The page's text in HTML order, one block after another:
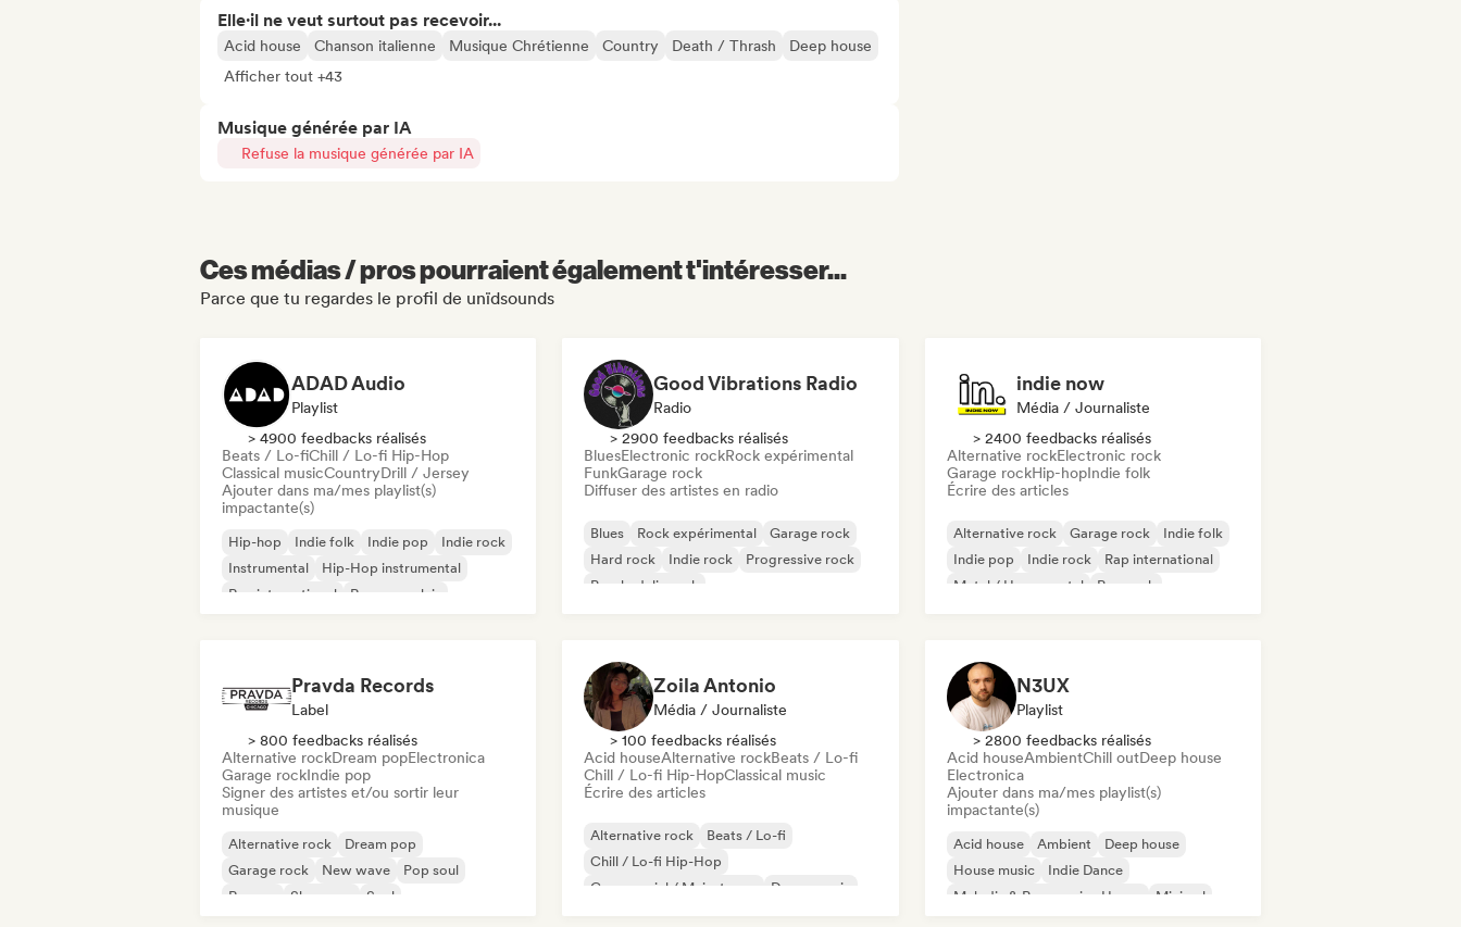
Elle·il ne veut surtout pas recevoir...
Acid house Chanson italienne Musique Chrétienne Country Death / Thrash
Deep house
Afficher tout +43
Musique générée par IA
Refuse la musique générée par IA
Ces médias / pros pourraient également t'intéresser...
Parce que tu regardes le profil de unïdsounds
ADAD Audio
Playlist
> 4900 feedbacks réalisés
Beats / Lo-fiChill / Lo-fi Hip-Hop
Classical musicCountryDrill / Jersey
Ajouter dans ma/mes playlist(s)
impactante(s)
Hip-hop Indie folk Indie pop
Indie rock
Instrumental
Hip-Hop instrumental
Rap international
Rap en anglais
Good Vibrations Radio
Radio
> 2900 feedbacks réalisés
BluesElectronic rockRock expérimental
FunkGarage rock
Diffuser des artistes en radio
Blues Rock expérimental
Garage rock
Hard rock
Indie rock
Progressive rock
Psychedelic rock
indie now
Média / Journaliste
> 2400 feedbacks réalisés
Alternative rockElectronic rock
Garage rockHip-hopIndie folk
Écrire des articles
Alternative rock Garage rock
Indie folk
Indie pop
Indie rock
Rap international
Metal / Heavy metal
Pop rock
Pravda Records
Label
> 800 feedbacks réalisés
Alternative rockDream popElectronica
Garage rockIndie pop
Signer des artistes et/ou sortir leur
musique
Alternative rock
Dream pop
Garage rock
New wave
Pop soul
Reggae
Shoegaze Soul
Zoila Antonio
Média / Journaliste
> 100 feedbacks réalisés
Acid houseAlternative rockBeats / Lo-fi
Chill / Lo-fi Hip-HopClassical music
Écrire des articles
Alternative rock
Beats / Lo-fi
Chill / Lo-fi Hip-Hop
Commercial / Mainstream
Dance music
N3UX
Playlist
> 2800 feedbacks réalisés
Acid houseAmbientChill outDeep house
Electronica
Ajouter dans ma/mes playlist(s)
impactante(s)
Acid house Ambient
Deep house
House music
Indie Dance
Melodic & Progressive House
Minimal